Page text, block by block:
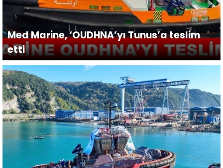
Med Marine, ‘OUDHNA’yı Tunus’a teslim
etti